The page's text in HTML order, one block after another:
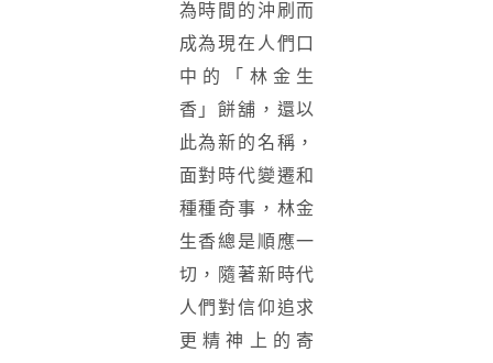
為時間的沖刷而
成為現在人們口
中的
「林金生
香」餅舖，還以
此為新的名稱，
面對時代變遷和
種種奇事，林金
生香總是順應⼀
切，隨著新時代
人們對信仰追求
更精神上的寄